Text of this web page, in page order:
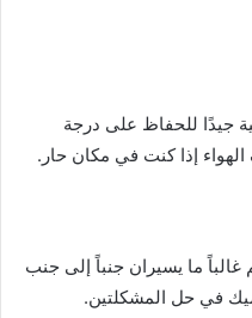
جيدًا للحفاظ على درجة
إذا كنت في مكان حار.
غالباً ما يسيران جنباً إلى جنب
في حل المشكلتين.